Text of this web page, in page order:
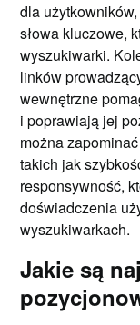
dla
słowa kluczowe,
wyszukiwarki.
linków
wewnętrzne
i poprawiają jej
można
takich jak
responsywność,
doświadczenia
wyszukiwarkach.
Jakie są